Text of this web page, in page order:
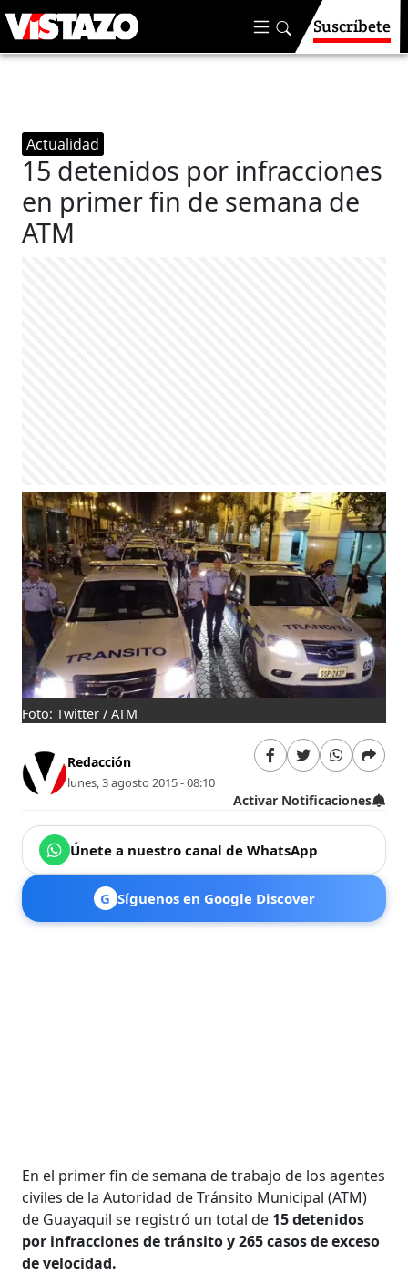
Suscríbete
Actualidad
15 detenidos por infracciones
en primer fin de semana de
ATM
Foto: Twitter / ATM
Redacción
lunes, 3 agosto 2015 - 08:10
Activar Notificaciones
Únete a nuestro canal de WhatsApp
G Síguenos en Google Discover
En el primer fin de semana de trabajo de los agentes
civiles de la Autoridad de Tránsito Municipal (ATM)
de Guayaquil se registró un total de 15 detenidos
por infracciones de tránsito y 265 casos de exceso
de velocidad.